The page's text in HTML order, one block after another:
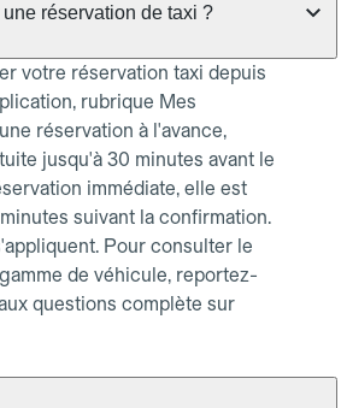
réservation de taxi ?
votre réservation taxi depuis
rubrique Mes
réservation à l'avance,
jusqu'à 30 minutes avant le
immédiate, elle est
suivant la confirmation.
Pour consulter le
de véhicule, reportez-
questions complète sur